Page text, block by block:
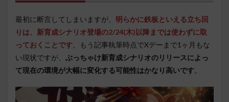
最初に断言してしまいますが、 明らかに鉄板といえる立ち回
りは、新育成シナリオ登場の2/24(木)以降までは使わずに取
っておくことです。もう記事執筆時点でXデーまで1ヶ月もな
い現状ですが、 ぶっちゃけ新育成シナリオのリリースによっ
て現在の環境が大幅に変化する可能性はかなり高いです。